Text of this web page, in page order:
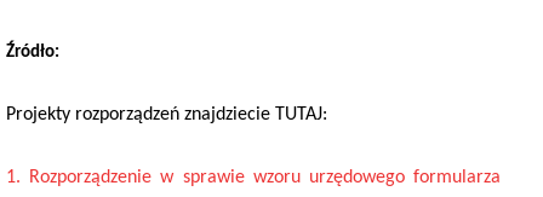
Źródło:
Projekty rozporządzeń znajdziecie TUTAJ:
1. Rozporządzenie w sprawie wzoru urzędowego formularza